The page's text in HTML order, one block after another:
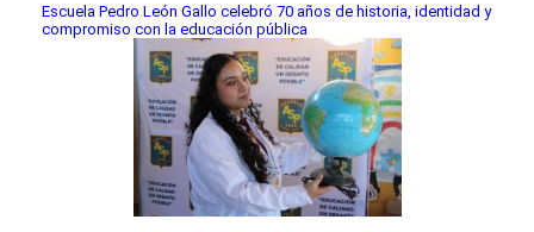
Escuela Pedro León Gallo celebró 70 años de historia, identidad y
compromiso con la educación pública